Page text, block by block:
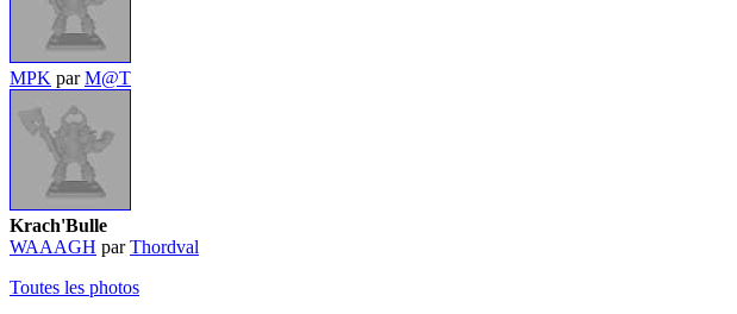
MPK parM@T
Krach'Bulle
WAAAGH parThordval
Toutes les photos